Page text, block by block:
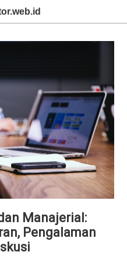
Manajerial:
Pengalaman